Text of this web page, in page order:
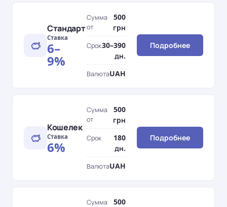
Стандарт
Ставка
6–
9%
Сумма
от
500
грн
Срок30–390
дн.
ВалютаUAH
Подробнее
Кошелек
Ставка
6%
Сумма
от
500
грн
Срок
180
дн.
ВалютаUAH
Подробнее
Сумма
500